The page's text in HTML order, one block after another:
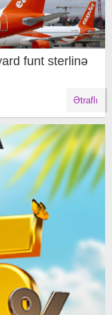
funt sterlinə
Ətraflı